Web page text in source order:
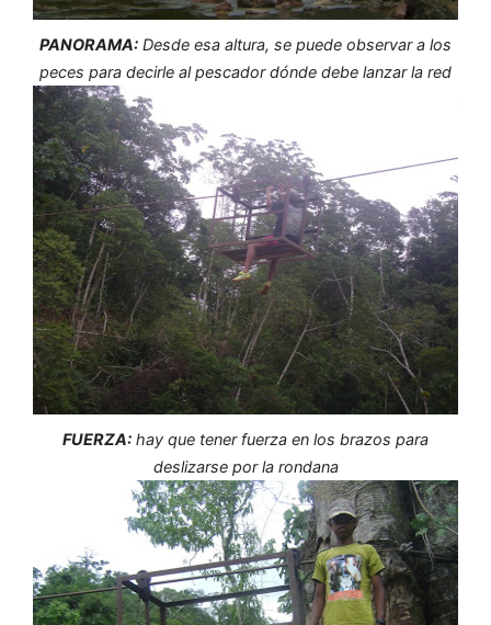
PANORAMA: Desde esa altura, se puede observar a los
peces para decirle al pescador dónde debe lanzar la red
FUERZA: hay que tener fuerza en los brazos para
deslizarse por la rondana